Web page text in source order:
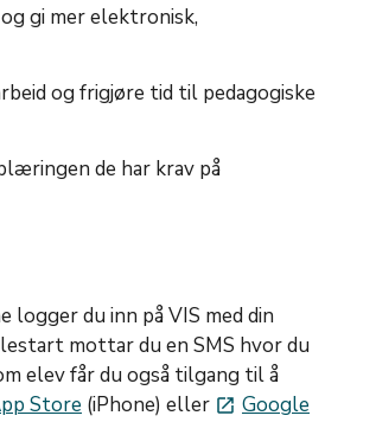
gi mer elektronisk,
og frigjøre tid til pedagogiske
de har krav på
du inn på VIS med din
mottar du en SMS hvor du
elev får du også tilgang til å
Store (iPhone) eller launch Google